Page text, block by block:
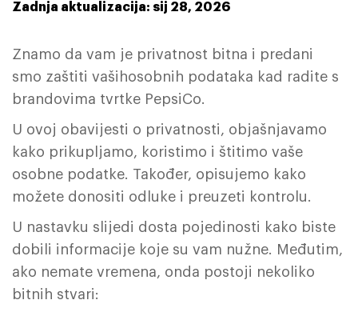
Zadnja aktualizacija: sij 28, 2026
Znamo da vam je privatnost bitna i predani
smo zaštiti vašihosobnih podataka kad radite s
brandovima tvrtke PepsiCo.
U ovoj obavijesti o privatnosti, objašnjavamo
kako prikupljamo, koristimo i štitimo vaše
osobne podatke. Također, opisujemo kako
možete donositi odluke i preuzeti kontrolu.
U nastavku slijedi dosta pojedinosti kako biste
dobili informacije koje su vam nužne. Međutim,
ako nemate vremena, onda postoji nekoliko
bitnih stvari: